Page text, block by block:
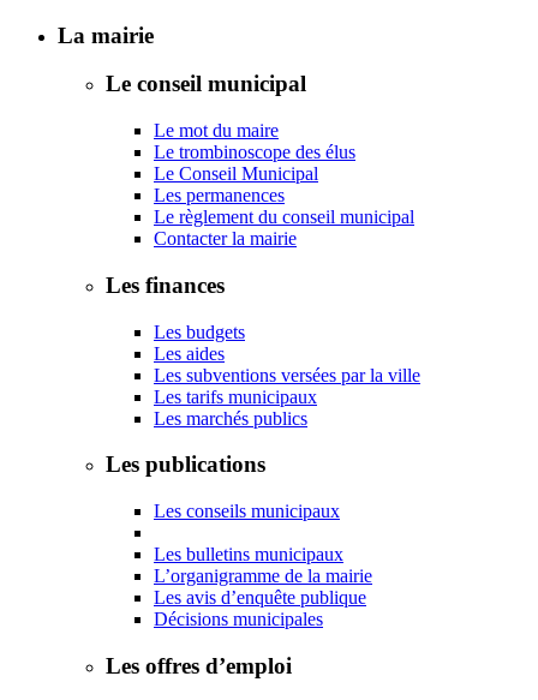
La mairie
Le conseil municipal
Le mot du maire
Le trombinoscope des élus
Le Conseil Municipal
Les permanences
Le règlement du conseil municipal
Contacter la mairie
Les finances
Les budgets
Les aides
Les subventions versées par la ville
Les tarifs municipaux
Les marchés publics
Les publications
Les conseils municipaux
Les bulletins municipaux
L’organigramme de la mairie
Les avis d’enquête publique
Décisions municipales
Les offres d’emploi